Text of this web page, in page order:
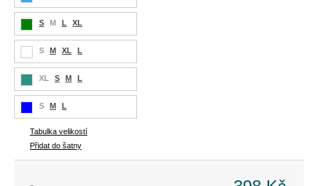
S M L XL
S M XL L
XL S M L
S M L
Tabulka velikostí
Přidat do šatny